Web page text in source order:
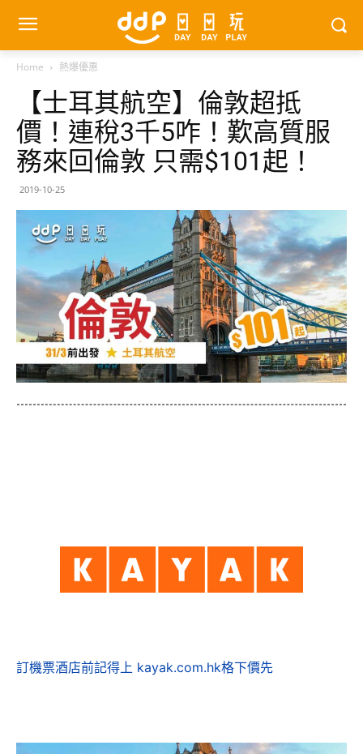
Home 熱爆優惠
【士耳其航空】倫敦超抵
價！連稅3千5咋！歎高質服
務來回倫敦 只需$101起！
2019-10-25
訂機票酒店前記得上 kayak.com.hk格下價先